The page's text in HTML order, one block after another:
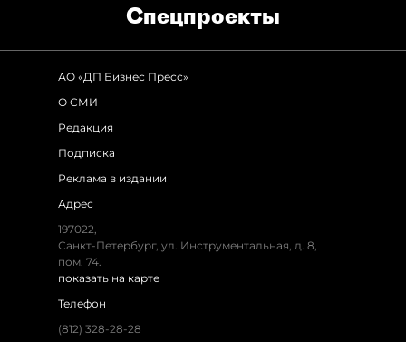
Спец­проекты
АО «ДП Бизнес Пресс»
О СМИ
Редакция
Подписка
Реклама в издании
Адрес
197022,
Санкт-Петербург, ул. Инструментальная, д. 8,
пом. 74.
показать на карте
Телефон
(812) 328-28-28